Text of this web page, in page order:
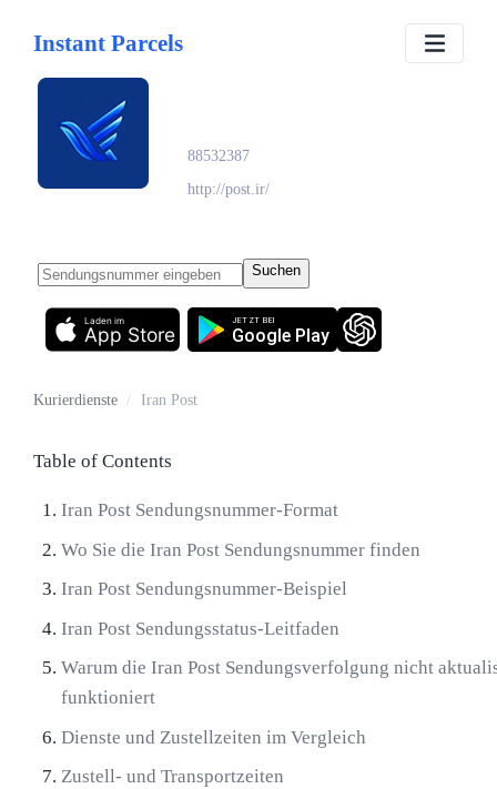
Instant Parcels
88532387​
http://post.ir/
Suchen
App Store
Laden im
Google Play
JETZT BEI
Kurierdienste / Iran Post
Table of Contents
Iran Post Sendungsnummer-Format
Wo Sie die Iran Post Sendungsnummer finden
Iran Post Sendungsnummer-Beispiel
Iran Post Sendungsstatus-Leitfaden
Warum die Iran Post Sendungsverfolgung nicht
funktioniert
Dienste und Zustellzeiten im Vergleich
Zustell- und Transportzeiten